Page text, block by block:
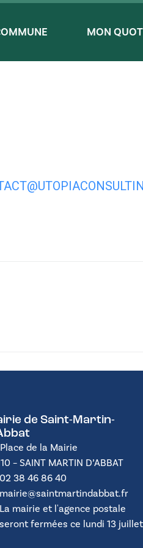
MON
de Saint-Martin-
de la Mairie
– SAINT MARTIN D’ABBAT
02 38 46 86 40
mairie@saintmartindabbat.fr
La mairie et l'agence postale
seront fermées ce lundi 13